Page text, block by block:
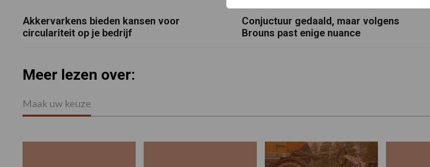
Akkervarkens bieden kansen voor
circulariteit op je bedrijf
Conjuctuur gedaald, maar volgens
Brouns past enige nuance
Meer lezen over:
Maak uw keuze